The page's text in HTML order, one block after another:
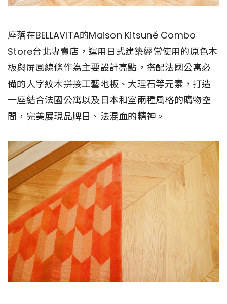
座落在BELLAVITA的Maison Kitsuné Combo
Store台北專賣店，運用日式建築經常使用的原色木
板與屏風線條作為主要設計亮點，搭配法國公寓必
備的人字紋木拼接工藝地板、大理石等元素，打造
一座結合法國公寓以及日本和室兩種風格的購物空
間，完美展現品牌日、法混血的精神。